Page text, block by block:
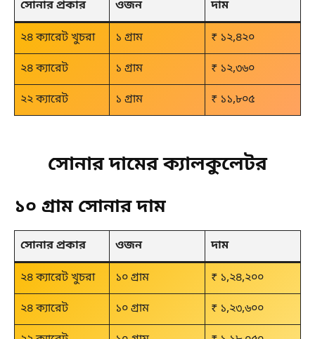
সোনার প্রকার ওজন দাম
২৪ ক্যারেট খুচরা ১ গ্রাম
₹ ১২,৪২০
২৪ ক্যারেট
১ গ্রাম
₹ ১২,৩৬০
২২ ক্যারেট
১ গ্রাম ₹ ১১,৮০৫
সোনার দামের ক্যালকুলেটর
১০ গ্রাম সোনার দাম
সোনার প্রকার ওজন দাম
২৪ ক্যারেট খুচরা ১০ গ্রাম
₹ ১,২৪,২০০
২৪ ক্যারেট
১০ গ্রাম
₹ ১,২৩,৬০০